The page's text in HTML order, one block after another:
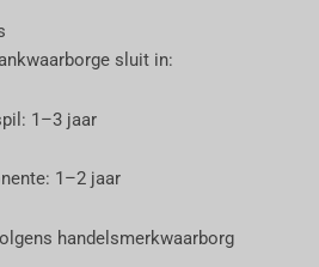
sluit in:
1–3 jaar
1–2 jaar
handelsmerkwaarborg